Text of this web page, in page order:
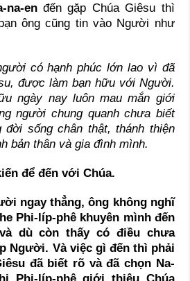
na-enđến gặp Chúa Giêsu thì
ông cũng tin vào Người như
có hạnh phúc lớn lao vì đã
được làm bạn hữu với Người.
ngày nay luôn mau mắn giới
người chung quanh chưa biết
đời sống chân thật, thánh thiện
bản thân và gia đình mình.
để đến với Chúa.
ngay thẳng, ông không nghĩ
Phi-líp-phê khuyên mình đến
dù còn thấy có điều chưa
Người. Và việc gì đến thì phải
đã biết rõ và đã chọn Na-
Phi-líp-phêgiới thiệu Chúa